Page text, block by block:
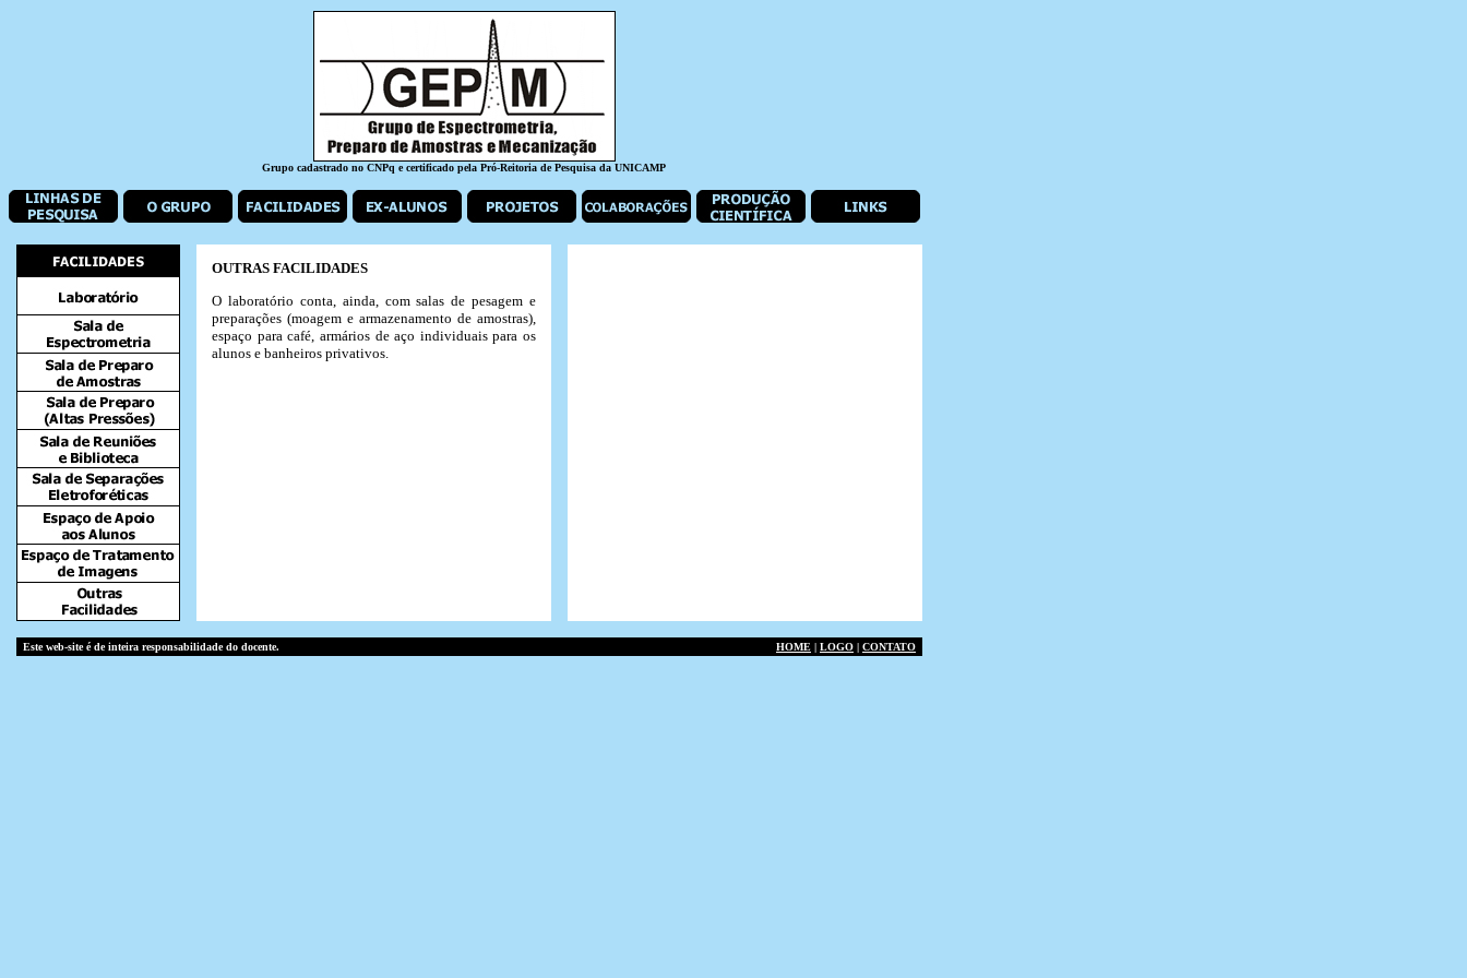
Grupo cadastrado no CNPq e certificado pela Pró-Reitoria de Pesquisa da UNICAMP
OUTRAS FACILIDADES
O laboratório conta, ainda, com salas de pesagem e
preparações (moagem e armazenamento de amostras),
espaço para café, armários de aço individuais para os
alunos e banheiros privativos.
Este web-site é de inteira responsabilidade do docente. HOME | LOGO | CONTATO